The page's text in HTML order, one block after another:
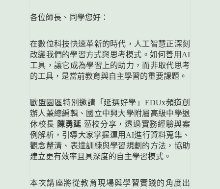
各位師長、同學您好：
在數位科技快速革新的時代，人工智慧正深刻
改變我們的學習方式與思考模式。如何善用 AI
工具，讓它成為學習上的助力，而非取代思考
的工具，是當前教育與自主學習的重要課題。
歐盟園區特別邀請「延選好學」 EDUx頻道創
辦人兼總編輯、國立中興大學附屬高級中學退
休校長 陳勇延 蒞校分享，透過實務經驗與案
例解析，引導大家掌握運用 AI進行資料蒐集、
觀念釐清、表達訓練與學習規劃的方法，協助
建立更有效率且具深度的自主學習模式。
本次講座將從教育現場與學習實踐的角度出